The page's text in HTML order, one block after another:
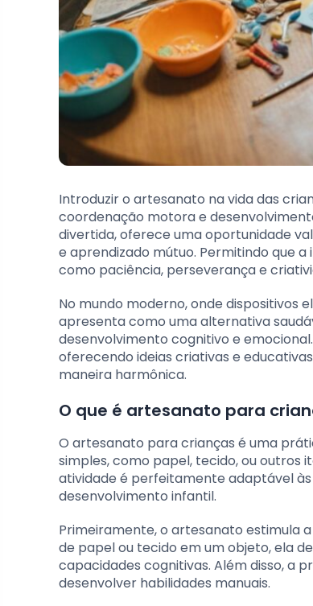
Introduzir o artesanato na vida das
coordenação motora e
divertida, oferece uma oportunidade
e aprendizado mútuo. Permitindo que
como paciência, perseverança e
No mundo moderno, onde
apresenta como uma alternativa
desenvolvimento cognitivo e
oferecendo ideias criativas e
maneira harmônica.
O que é artesanato para
O artesanato para crianças é uma
simples, como papel, tecido, ou outros
atividade é perfeitamente adaptável
desenvolvimento infantil.
Primeiramente, o artesanato estimula
de papel ou tecido em um objeto, ela
capacidades cognitivas. Além disso, a
desenvolver habilidades manuais.